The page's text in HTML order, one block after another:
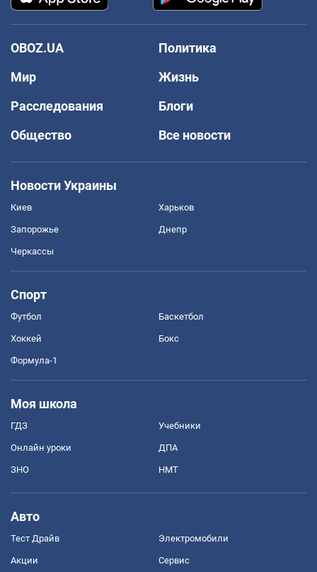
OBOZ.UA
Политика
Мир
Жизнь
Расследования
Блоги
Общество
Все новости
Новости Украины
Киев Харьков
Запорожье Днепр
Черкассы
Спорт
Футбол Баскетбол
Хоккей Бокс
Формула-1
Моя школа
ГДЗ Учебники
Онлайн уроки ДПА
ЗНО НМТ
Авто
Тест Драйв Электромобили
Акции Сервис